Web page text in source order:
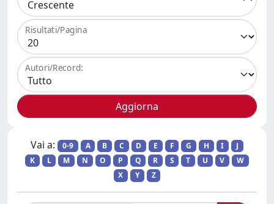
Risultati/Pagina
Autori/Record:
Vai a: 0-9 A B C D E F G H I
J
K
L M N O P Q R S T U V
W
X
Y Z